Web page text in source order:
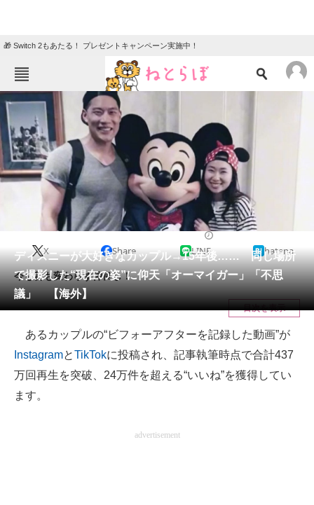
🎁 Switch 2もあたる！ プレゼントキャンペーン実施中！
ねとらぼメニュー
TOP
エンタメ クイズ
グルメ 地域
教育・育児
リサーチ
会員記事
メディア
注目記事を集めた総合ページ
スマホと通信の最新トレンド
進化するPCとデバイスの未来
好きが集まる 比べて選べる
ディズニーが大好きなカップル→15年後…… 同じ場所
で撮影した“現在の姿”に仰天「オーマイガー」「不思
議」 【海外】
X Share LINE hatena
今も昔も変わらず仲良し！
目次を表示
あるカップルの“ビフォーアフターを記録した動画”が
InstagramとTikTokに投稿され、記事執筆時点で合計437
万回再生を突破、24万件を超える“いいね”を獲得してい
ます。
advertisement